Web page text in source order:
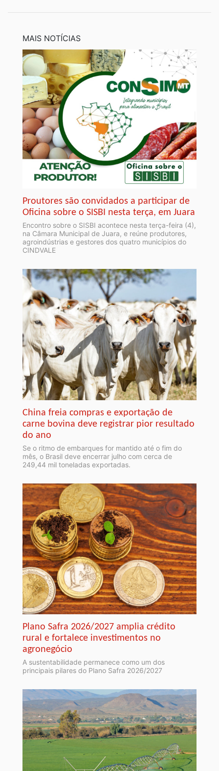
MAIS NOTÍCIAS
Proutores são convidados a participar de
Oficina sobre o SISBI nesta terça, em Juara
Encontro sobre o SISBI acontece nesta terça-feira (4),
na Câmara Municipal de Juara, e reúne produtores,
agroindústrias e gestores dos quatro municípios do
CINDVALE
China freia compras e exportação de
carne bovina deve registrar pior resultado
do ano
Se o ritmo de embarques for mantido até o fim do
mês, o Brasil deve encerrar julho com cerca de
249,44 mil toneladas exportadas.
Plano Safra 2026/2027 amplia crédito
rural e fortalece investimentos no
agronegócio
A sustentabilidade permanece como um dos
principais pilares do Plano Safra 2026/2027